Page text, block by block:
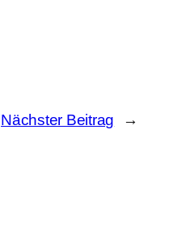
Nächster Beitrag →